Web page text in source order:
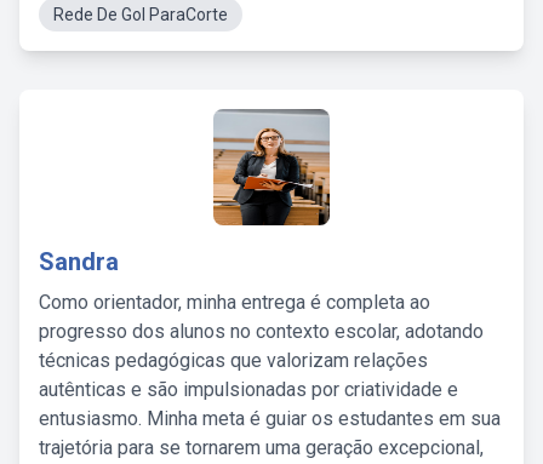
Rede De Gol ParaCorte
Sandra
Como orientador, minha entrega é completa ao
progresso dos alunos no contexto escolar, adotando
técnicas pedagógicas que valorizam relações
autênticas e são impulsionadas por criatividade e
entusiasmo. Minha meta é guiar os estudantes em sua
trajetória para se tornarem uma geração excepcional,